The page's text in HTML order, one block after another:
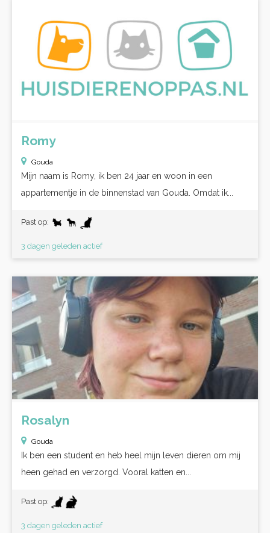
Romy
Gouda
Mijn naam is Romy, ik ben 24 jaar en woon in een
appartementje in de binnenstad van Gouda. Omdat ik...
Past op:
3 dagen geleden actief
Rosalyn
Gouda
Ik ben een student en heb heel mijn leven dieren om mij
heen gehad en verzorgd. Vooral katten en...
Past op:
3 dagen geleden actief